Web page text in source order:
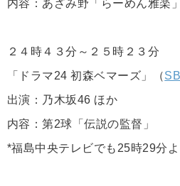
内容：あざみ野「らーめん雅楽」
２４時４３分～２５時２３分
「ドラマ24 初森ベマーズ」（
出演：乃木坂46 ほか
内容：第2球「伝説の監督」
*福島中央テレビでも25時29分